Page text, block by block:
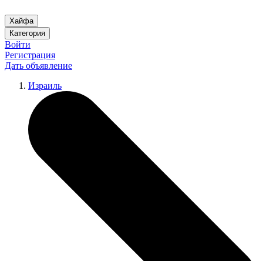
Хайфа
Категория
Войти
Регистрация
Дать объявление
Израиль